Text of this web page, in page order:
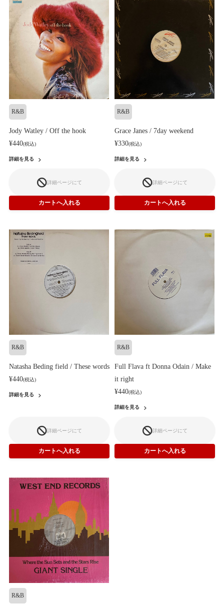
R&B
Jody Watley / Off the hook
¥440(税込)
詳細を見る
詳細ページにて
R&B
Grace Janes / 7day weekend
¥330(税込)
詳細を見る
詳細ページにて
R&B
Natasha Beding field / These words
¥440(税込)
詳細を見る
詳細ページにて
R&B
Full Flava ft Donna Odain / Make
it right
¥440(税込)
詳細を見る
詳細ページにて
R&B